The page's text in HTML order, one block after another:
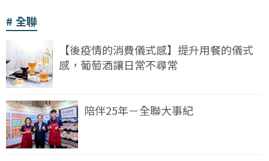
全聯
【後疫情的消費儀式感】提升用餐的儀式
感，葡萄酒讓日常不尋常
陪伴25年－全聯大事紀